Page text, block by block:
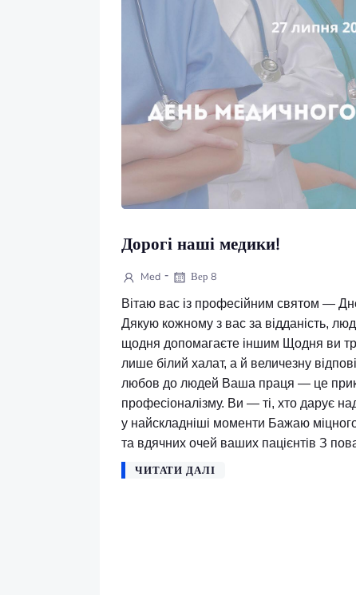
гепатолога. Адреса:
24 +380 (96) 360 34 01 Прийом
сімейного лікаря
ЧИТАТИ ДАЛІ
Дорогі наші медики!
Med - Вер 8
Вітаю вас із професійним
щодня допомагаєте іншим
лише білий халат, а й величезну